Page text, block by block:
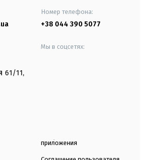
Номер телефона:
+38 044 390 5077
61/11,
Мы в соцсетях:
приложения